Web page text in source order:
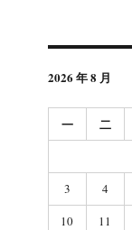
2026 年 8 月
一 二
3
4
10
11